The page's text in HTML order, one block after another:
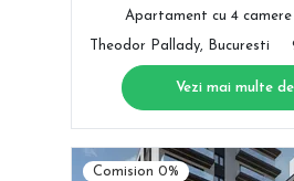
Apartament cu 4
Theodor Pallady, Bucuresti
Vezi mai multe
Comision 0%